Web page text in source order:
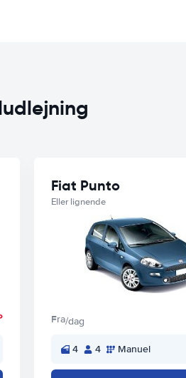
Fiat Punto
Eller lignende
Fra/dag
4 4 Manuel